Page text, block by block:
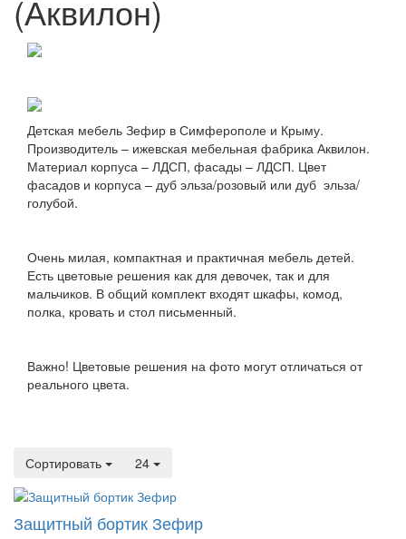
(Аквилон)
Детская мебель Зефир в Симферополе и Крыму.
Производитель – ижевская мебельная фабрика Аквилон.
Материал корпуса – ЛДСП, фасады – ЛДСП. Цвет
фасадов и корпуса – дуб эльза/розовый или дуб эльза/
голубой.
Очень милая, компактная и практичная мебель детей.
Есть цветовые решения как для девочек, так и для
мальчиков. В общий комплект входят шкафы, комод,
полка, кровать и стол письменный.
Важно! Цветовые решения на фото могут отличаться от
реального цвета.
Сортировать 24
Защитный бортик Зефир